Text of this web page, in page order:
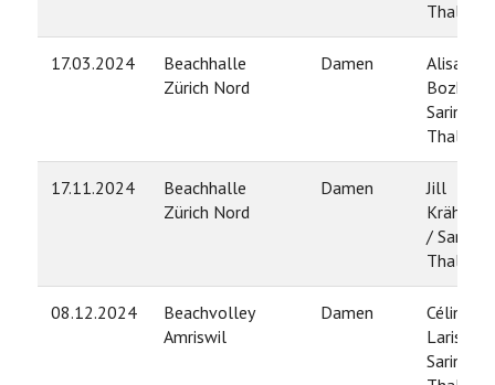
17.03.2024
Beachhalle
Zürich Nord
Damen
Alisa
Sarina
17.11.2024
Beachhalle
Zürich Nord
Damen
Jill
/ Sarina
08.12.2024
Beachvolley
Amriswil
Damen
Céline
Larisch /
Sarina